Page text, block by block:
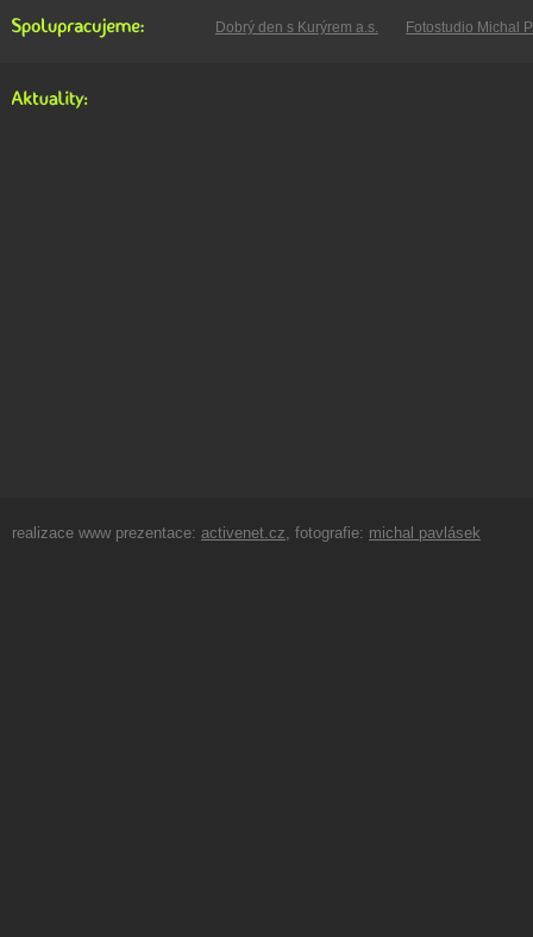
Dobrý den s Kurýrem a.s. Fotostudio Michal
realizace www prezentace: activenet.cz, fotografie: michal pavlásek